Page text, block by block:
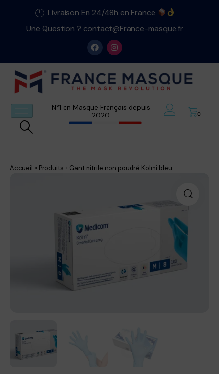
Livraison En 24/48h en France
Une Question ? contact@France-masque.fr
N°1 en Masque Français depuis
2020
0
Accueil » Produits » Gant nitrile non poudré Kolmi bleu